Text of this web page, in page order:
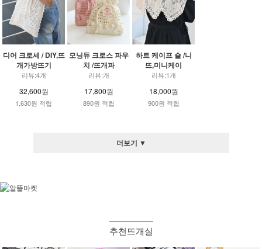
디어 크로셰 / DIY,뜨
개가방뜨기
리뷰:4개
32,600원
1,630원 적립
모닝듀 크로스 파우
치 /뜨개파
리뷰:개
17,800원
890원 적립
하트 케이프 숄 /니
뜨,미니케이
리뷰:1개
18,000원
900원 적립
더보기 ▼
추천뜨개실